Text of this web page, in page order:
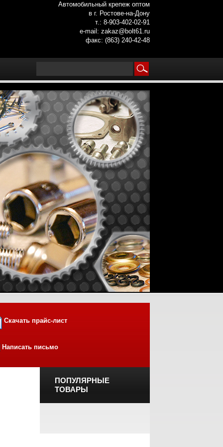
Автомобильный крепеж оптом
в г. Ростове-на-Дону
т.: 8-903-402-02-91
e-mail: zakaz@bolt61.ru
факс: (863) 240-42-48
Скачать прайс-лист
Написать письмо
ПОПУЛЯРНЫЕ
ТОВАРЫ